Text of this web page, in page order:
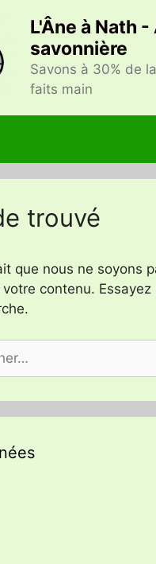
L'Âne à Nath
savonnière
Savons à 30% de
faits main
trouvé
que nous ne soyons
contenu. Essayez